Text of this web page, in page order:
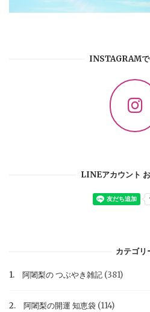
INSTAGRAMで
LINEアカウント
カテゴリ
1. 阿闍梨の つぶやき雑記 (381)
2. 阿闍梨の開運 知恵袋 (114)